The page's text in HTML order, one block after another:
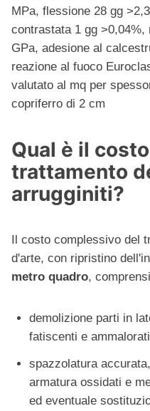
MPa, flessione 28 gg
contrastata 1 gg
GPa, adesione al
reazione al fuoco
valutato al mq per
copriferro di 2 cm
Qual è il
trattamento
arrugginiti?
Il costo complessivo del
d'arte, con ripristino
metro quadro,
demolizione parti in
fatiscenti e
spazzolatura
armatura ossidati e
ed eventuale